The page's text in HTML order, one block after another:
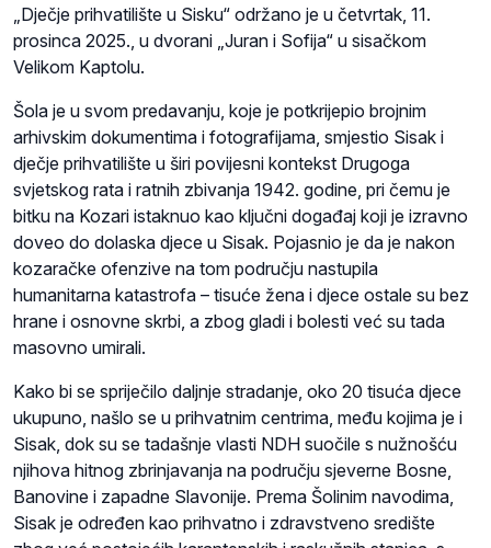
„Dječje prihvatilište u Sisku“ održano je u četvrtak, 11.
prosinca 2025., u dvorani „Juran i Sofija“ u sisačkom
Velikom Kaptolu.
Šola je u svom predavanju, koje je potkrijepio brojnim
arhivskim dokumentima i fotografijama, smjestio Sisak i
dječje prihvatilište u širi povijesni kontekst Drugoga
svjetskog rata i ratnih zbivanja 1942. godine, pri čemu je
bitku na Kozari istaknuo kao ključni događaj koji je izravno
doveo do dolaska djece u Sisak. Pojasnio je da je nakon
kozaračke ofenzive na tom području nastupila
humanitarna katastrofa – tisuće žena i djece ostale su bez
hrane i osnovne skrbi, a zbog gladi i bolesti već su tada
masovno umirali.
Kako bi se spriječilo daljnje stradanje, oko 20 tisuća djece
ukupuno, našlo se u prihvatnim centrima, među kojima je i
Sisak, dok su se tadašnje vlasti NDH suočile s nužnošću
njihova hitnog zbrinjavanja na području sjeverne Bosne,
Banovine i zapadne Slavonije. Prema Šolinim navodima,
Sisak je određen kao prihvatno i zdravstveno središte